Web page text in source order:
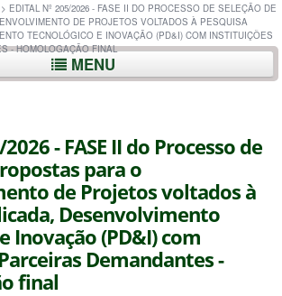
> EDITAL Nº 205/2026 - FASE II DO PROCESSO DE SELEÇÃO DE
DE PROJETOS VOLTADOS À PESQUISA
TECNOLÓGICO E INOVAÇÃO (PD&I) COM INSTITUIÇÕES
- HOMOLOGAÇÃO FINAL
MENU
- FASE II do Processo de
para o
de Projetos voltados à
Desenvolvimento
Inovação (PD&I) com
Demandantes -
final